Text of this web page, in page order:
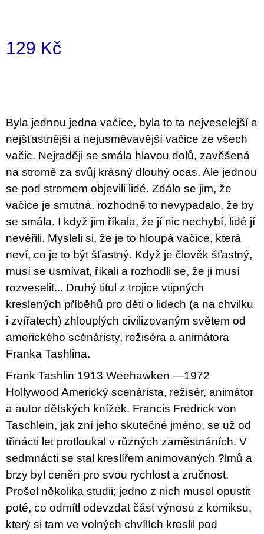
129 Kč
Byla jednou jedna vačice, byla to ta nejveselejší a
nejšťastnější a nejusměvavější vačice ze všech
vačic. Nejraději se smála hlavou dolů, zavěšená
na stromě za svůj krásný dlouhý ocas. Ale jednou
se pod stromem objevili lidé. Zdálo se jim, že
vačice je smutná, rozhodně to nevypadalo, že by
se smála. I když jim říkala, že jí nic nechybí, lidé jí
nevěřili. Mysleli si, že je to hloupá vačice, která
neví, co je to být šťastný. Když je člověk šťastný,
musí se usmívat, říkali a rozhodli se, že ji musí
rozveselit... Druhý titul z trojice vtipných
kreslených příběhů pro děti o lidech (a na chvilku
i zvířatech) zhlouplých civilizovaným světem od
amerického scénáristy, režiséra a animátora
Franka Tashlina.
Frank Tashlin 1913 Weehawken —1972
Hollywood Americký scenárista, režisér, animátor
a autor dětských knížek. Francis Fredrick von
Taschlein, jak zní jeho skutečné jméno, se už od
třinácti let protloukal v různých zaměstnáních. V
sedmnácti se stal kreslířem animovaných ?lmů a
brzy byl ceněn pro svou rychlost a zručnost.
Prošel několika studii; jedno z nich musel opustit
poté, co odmítl odevzdat část výnosu z komiksu,
který si tam ve volných chvílích kreslil pod
r
u
č
u
j
m
e
PRAGUE
165